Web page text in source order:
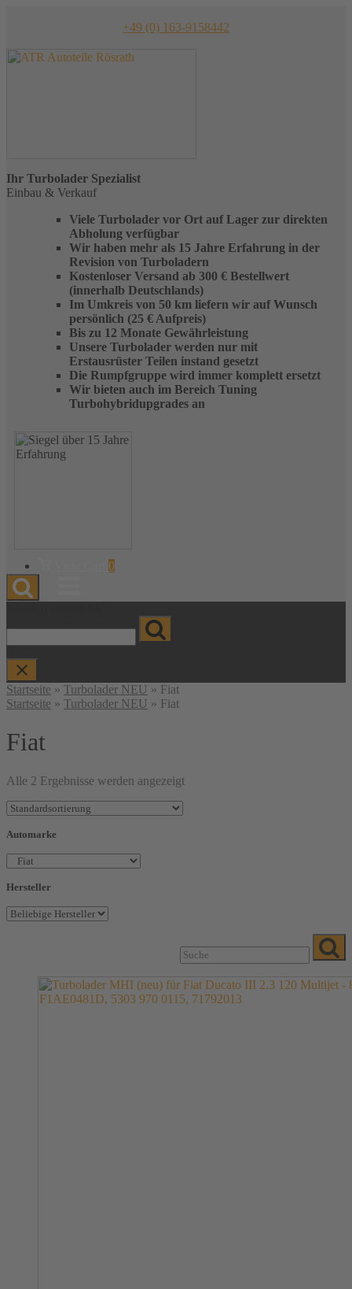
+49 (0) 163-9158442
Ihr Turbolader Spezialist
Einbau & Verkauf
Viele Turbolader vor Ort auf Lager zur direkten
Abholung verfügbar
Wir haben mehr als 15 Jahre Erfahrung in der
Revision von Turboladern
Kostenloser Versand ab 300 € Bestellwert
(innerhalb Deutschlands)
Im Umkreis von 50 km liefern wir auf Wunsch
persönlich (25 € Aufpreis)
Bis zu 12 Monate Gewährleistung
Unsere Turbolader werden nur mit
Erstausrüster Teilen instand gesetzt
Die Rumpfgruppe wird immer komplett ersetzt
Wir bieten auch im Bereich Tuning
Turbohybridupgrades an
anzeigen
0
Startseite » Turbolader NEU » Fiat
Startseite » Turbolader NEU » Fiat
Fiat
Alle 2 Ergebnisse werden angezeigt
Automarke
Hersteller